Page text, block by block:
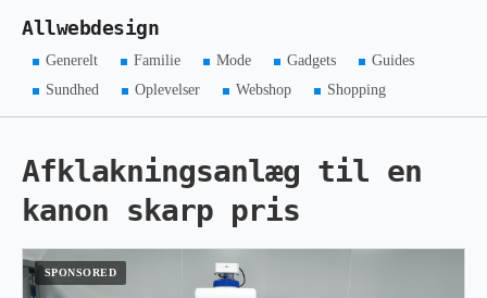
Allwebdesign
Generelt Familie Mode Gadgets
Guides
Sundhed
Oplevelser Webshop Shopping
Afklakningsanlæg til en
kanon skarp pris